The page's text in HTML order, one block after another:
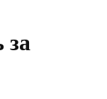
за